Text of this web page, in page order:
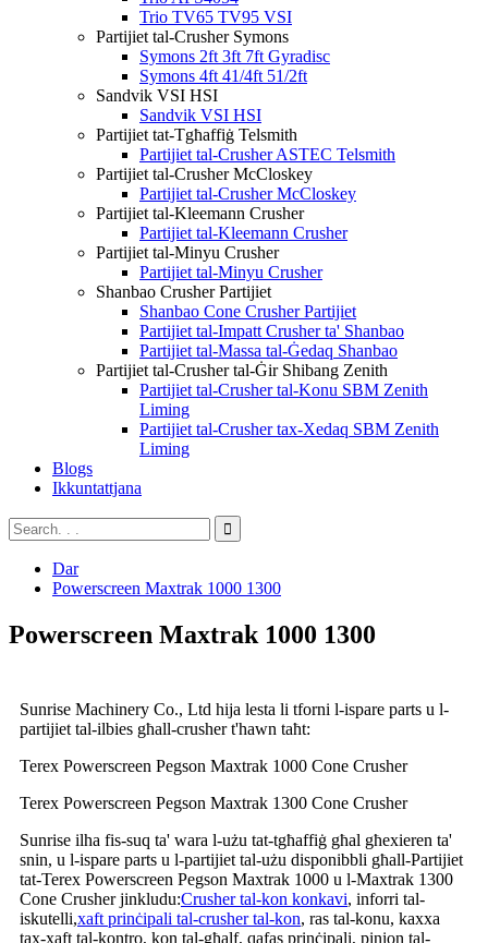
Trio TV65 TV95 VSI
Partijiet tal-Crusher Symons
Symons 2ft 3ft 7ft Gyradisc
Symons 4ft 41/4ft 51/2ft
Sandvik VSI HSI
Sandvik VSI HSI
Partijiet tat-Tgħaffiġ Telsmith
Partijiet tal-Crusher ASTEC Telsmith
Partijiet tal-Crusher McCloskey
Partijiet tal-Crusher McCloskey
Partijiet tal-Kleemann Crusher
Partijiet tal-Kleemann Crusher
Partijiet tal-Minyu Crusher
Partijiet tal-Minyu Crusher
Shanbao Crusher Partijiet
Shanbao Cone Crusher Partijiet
Partijiet tal-Impatt Crusher ta' Shanbao
Partijiet tal-Massa tal-Ġedaq Shanbao
Partijiet tal-Crusher tal-Ġir Shibang Zenith
Partijiet tal-Crusher tal-Konu SBM Zenith
Liming
Partijiet tal-Crusher tax-Xedaq SBM Zenith
Liming
Blogs
Ikkuntattjana
Dar
Powerscreen Maxtrak 1000 1300
Powerscreen Maxtrak 1000 1300
Sunrise Machinery Co., Ltd hija lesta li tforni l-ispare parts u l-
partijiet tal-ilbies għall-crusher t'hawn taħt:
Terex Powerscreen Pegson Maxtrak 1000 Cone Crusher
Terex Powerscreen Pegson Maxtrak 1300 Cone Crusher
Sunrise ilha fis-suq ta' wara l-użu tat-tgħaffiġ għal għexieren ta'
snin, u l-ispare parts u l-partijiet tal-użu disponibbli għall-Partijiet
tat-Terex Powerscreen Pegson Maxtrak 1000 u l-Maxtrak 1300
Cone Crusher jinkludu:Crusher tal-kon konkavi, inforri tal-
iskutelli,xaft prinċipali tal-crusher tal-kon, ras tal-konu, kaxxa
tax-xaft tal-kontro, kon tal-għalf, qafas prinċipali, pinion tal-